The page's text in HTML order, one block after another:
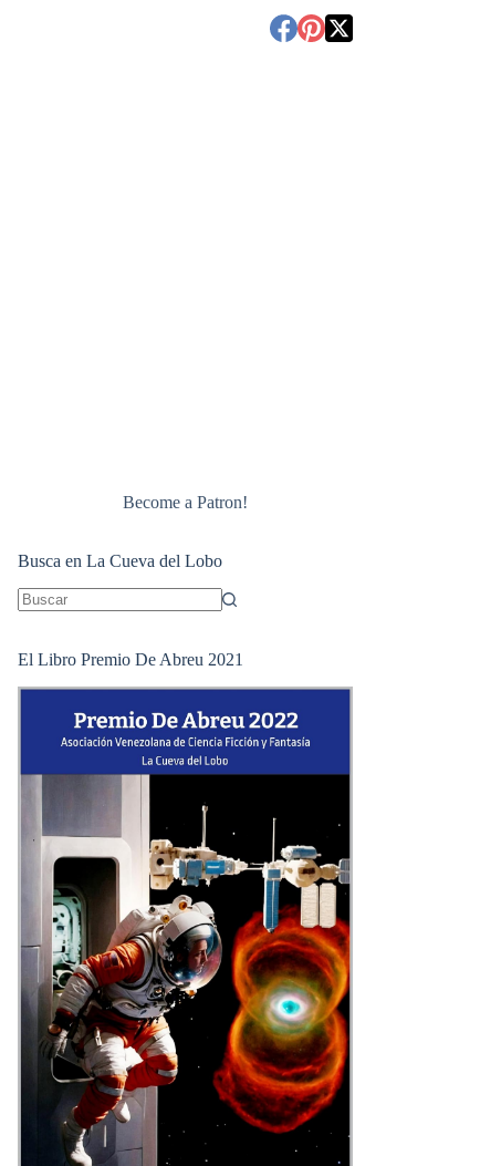
Become a Patron!
Busca en La Cueva del Lobo
El Libro Premio De Abreu 2021